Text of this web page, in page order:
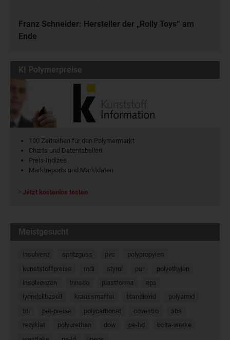
Franz Schneider: Hersteller der „Rolly Toys“ am
Ende
KI Polymerpreise
100 Zeitreihen für den Polymermarkt
Charts und Datentabellen
Preis-Indizes
Marktreports und Marktdaten
Jetzt kostenlos testen
Meistgesucht
insolvenz spritzguss pvc
polypropylen
kunststoffpreise
mdi styrol pur
polyethylen
insolvenzen
trinseo plastforma
eps
lyondellbasell
kraussmaffei titandioxid
polyamid
tdi
pet-preise polycarbonat covestro
abs
rezyklat
polyurethan dow pe-hd
bolta-werke